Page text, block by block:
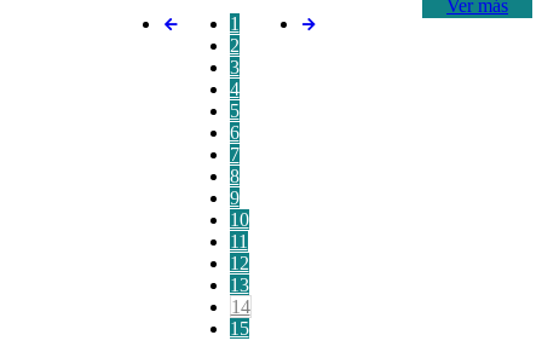
Ver más
1
2
3
4
5
6
7
8
9
10
11
12
13
14
15